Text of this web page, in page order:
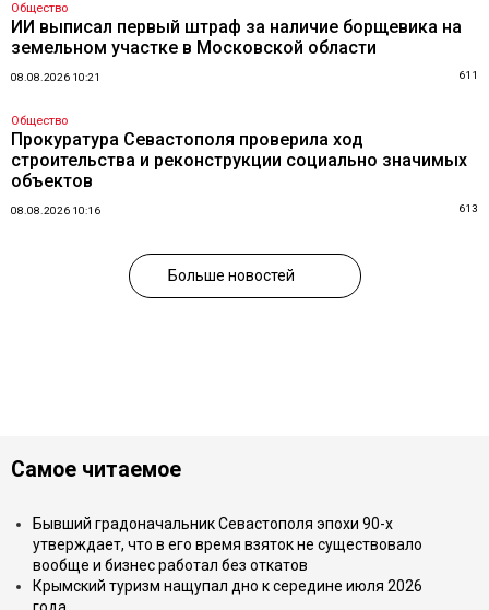
Общество
ИИ выписал первый штраф за наличие борщевика на
земельном участке в Московской области
08.08.2026 10:21 611
Общество
Прокуратура Севастополя проверила ход
строительства и реконструкции социально значимых
объектов
08.08.2026 10:16 613
Больше новостей
Самое читаемое
Бывший градоначальник Севастополя эпохи 90-х
утверждает, что в его время взяток не существовало
вообще и бизнес работал без откатов
Крымский туризм нащупал дно к середине июля 2026